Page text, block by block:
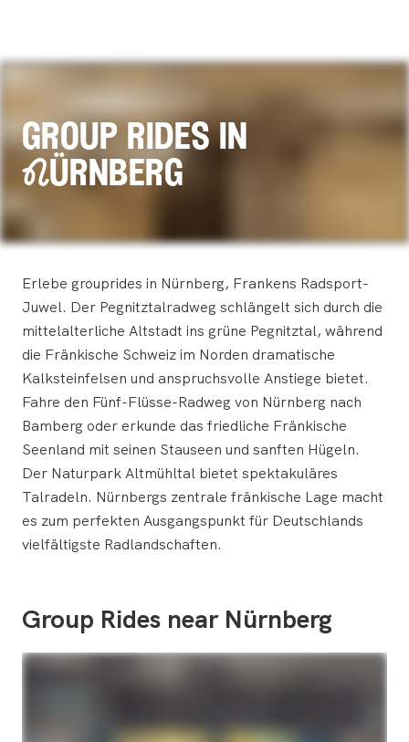
group rides in
Nürnberg
Erlebe grouprides in Nürnberg, Frankens Radsport-
Juwel. Der Pegnitztalradweg schlängelt sich durch die
mittelalterliche Altstadt ins grüne Pegnitztal, während
die Fränkische Schweiz im Norden dramatische
Kalksteinfelsen und anspruchsvolle Anstiege bietet.
Fahre den Fünf-Flüsse-Radweg von Nürnberg nach
Bamberg oder erkunde das friedliche Fränkische
Seenland mit seinen Stauseen und sanften Hügeln.
Der Naturpark Altmühltal bietet spektakuläres
Talradeln. Nürnbergs zentrale fränkische Lage macht
es zum perfekten Ausgangspunkt für Deutschlands
vielfältigste Radlandschaften.
Group Rides near Nürnberg